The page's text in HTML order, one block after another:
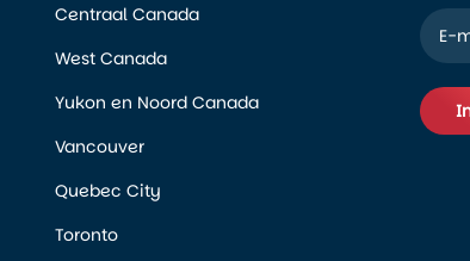
Centraal Canada
West Canada
Yukon en Noord Canada
Vancouver
Quebec City
Toronto